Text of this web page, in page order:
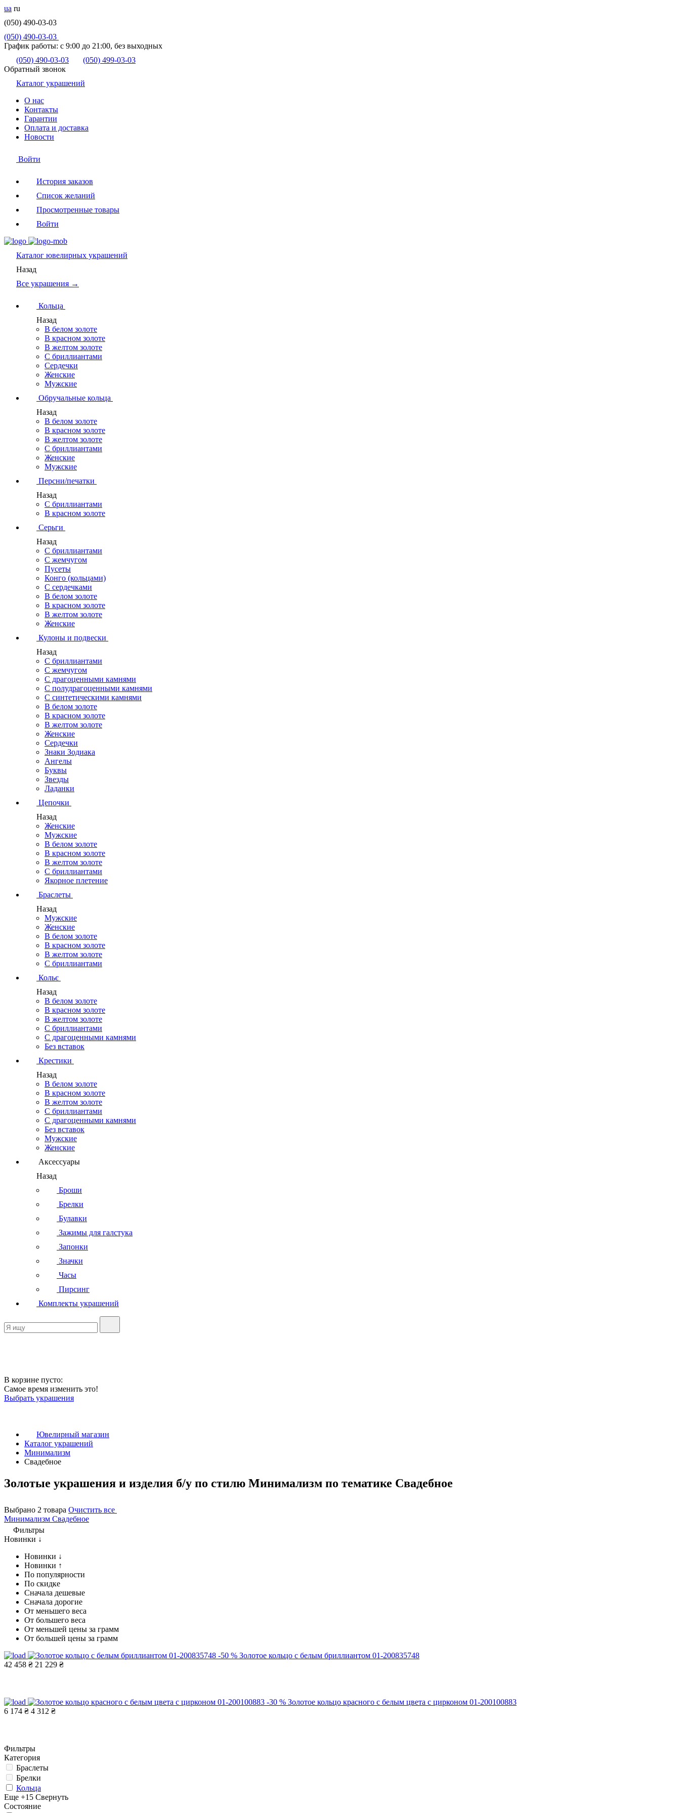
ua ru
(050) 490-03-03
(050) 490-03-03
График работы: с 9:00 до 21:00, без выходных
(050) 490-03-03
(050) 499-03-03
Обратный звонок
Каталог украшений
О нас
Контакты
Гарантии
Оплата и доставка
Новости
Войти
История заказов
Список желаний
Просмотренные товары
Войти
Каталог ювелирных украшений
Назад
Все украшения →
Кольца
Назад
В белом золоте
В красном золоте
В желтом золоте
С бриллиантами
Сердечки
Женские
Мужские
Обручальные кольца
Назад
В белом золоте
В красном золоте
В желтом золоте
С бриллиантами
Женские
Мужские
Персни/печатки
Назад
С бриллиантами
В красном золоте
Серьги
Назад
С бриллиантами
С жемчугом
Пусеты
Конго (кольцами)
С сердечками
В белом золоте
В красном золоте
В желтом золоте
Женские
Кулоны и подвески
Назад
С бриллиантами
С жемчугом
С драгоценными камнями
С полудрагоценными камнями
С синтетическими камнями
В белом золоте
В красном золоте
В желтом золоте
Женские
Сердечки
Знаки Зодиака
Ангелы
Буквы
Звезды
Ладанки
Цепочки
Назад
Женские
Мужские
В белом золоте
В красном золоте
В желтом золоте
С бриллиантами
Якорное плетение
Браслеты
Назад
Мужские
Женские
В белом золоте
В красном золоте
В желтом золоте
С бриллиантами
Кольє
Назад
В белом золоте
В красном золоте
В желтом золоте
С бриллиантами
С драгоценными камнями
Без вставок
Крестики
Назад
В белом золоте
В красном золоте
В желтом золоте
С бриллиантами
С драгоценными камнями
Без вставок
Мужские
Женские
Аксессуары
Назад
Броши
Брелки
Булавки
Зажимы для галстука
Запонки
Значки
Часы
Пирсинг
Комплекты украшений
В корзине пусто:
Самое время изменить это!
Выбрать украшения
Ювелирный магазин
Каталог украшений
Минимализм
Свадебное
Золотые украшения и изделия б/у по стилю Минимализм по тематике Свадебное
Выбрано 2 товара Очистить все
Минимализм Свадебное
Фильтры
Новинки ↓
Новинки ↓
Новинки ↑
По популярности
По скидке
Сначала дешевые
Сначала дорогие
От меньшего веса
От большего веса
От меньшей цены за грамм
От большей цены за грамм
-50 % Золотое кольцо с белым бриллиантом 01-200835748
42 458 ₴ 21 229 ₴
-30 % Золотое кольцо красного с белым цвета с цирконом 01-200100883
6 174 ₴ 4 312 ₴
Фильтры
Категория
Браслеты
Брелки
Кольца
Еще +15 Свернуть
Состояние